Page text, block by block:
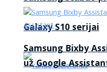
Galaxy S10 serijai
Samsung Bixby
už Google